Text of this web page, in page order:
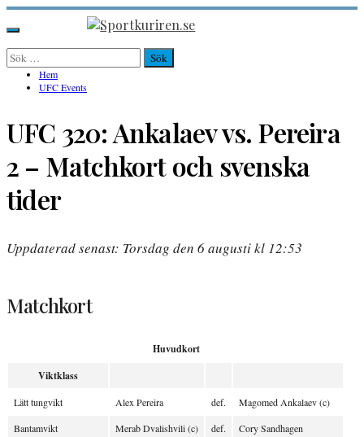
Hoppa
till
innehåll
Sportkuriren.se
Primär
meny
Sök
efter: Hem
UFC Events
UFC 320: Ankalaev vs. Pereira
2 – Matchkort och svenska
tider
Uppdaterad senast: Torsdag den 6 augusti kl 12:53
Matchkort
Huvudkort
Viktklass
Lätt tungvikt Alex Pereira def.
Magomed Ankalaev (c)
Bantamvikt
Merab Dvalishvili (c) def.
Cory Sandhagen